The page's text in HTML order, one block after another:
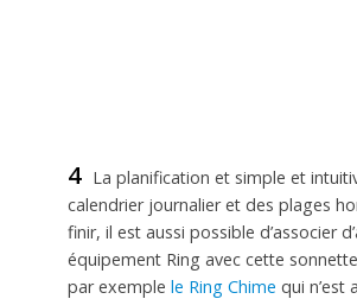
4
La planification et simple et
calendrier journalier et des plages
finir, il est aussi possible d’associer
équipement Ring avec cette
par exemple le Ring Chime qui n’est